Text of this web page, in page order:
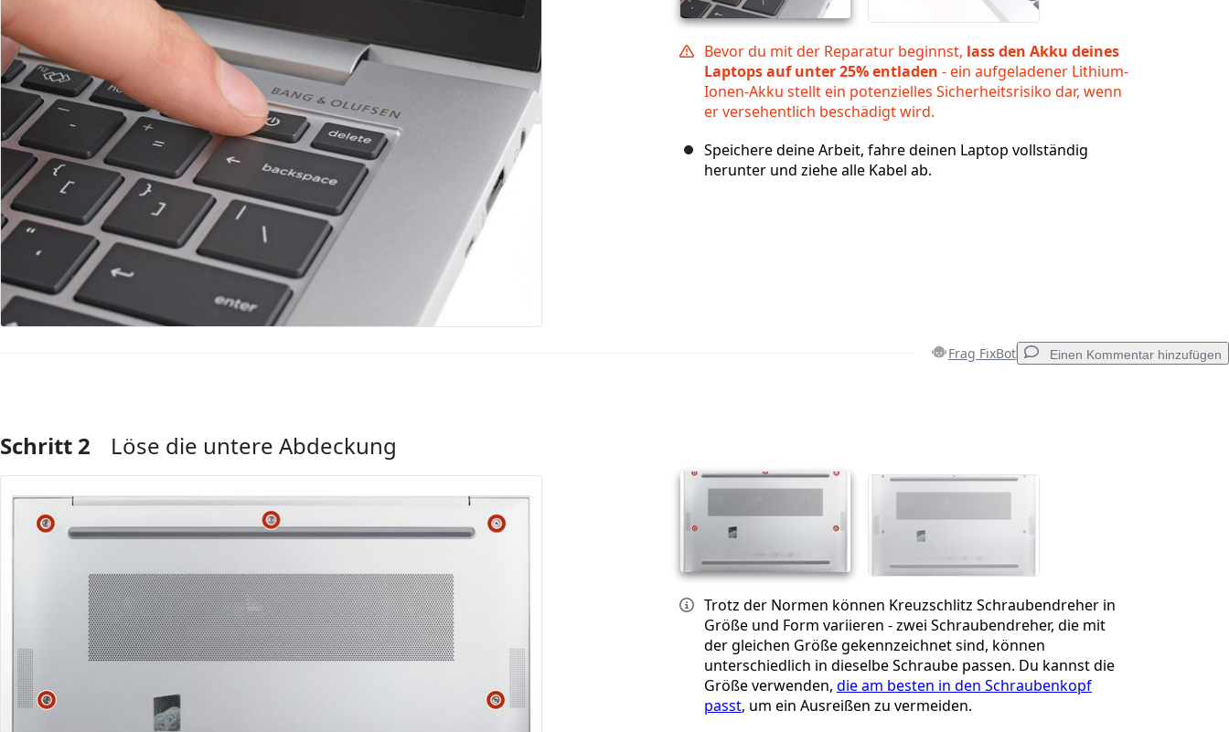
Bevor du mit der Reparatur beginnst, lass den Akku deines
Laptops auf unter 25% entladen - ein aufgeladener Lithium-
Ionen-Akku stellt ein potenzielles Sicherheitsrisiko dar, wenn
er versehentlich beschädigt wird.
Speichere deine Arbeit, fahre deinen Laptop vollständig
herunter und ziehe alle Kabel ab.
Frag FixBot Einen Kommentar hinzufügen
Kommentar hinzufügen
Abbrechen
Schritt 2 Löse die untere Abdeckung
Trotz der Normen können Kreuzschlitz Schraubendreher in
Größe und Form variieren - zwei Schraubendreher, die mit
der gleichen Größe gekennzeichnet sind, können
unterschiedlich in dieselbe Schraube passen. Du kannst die
Größe verwenden, die am besten in den Schraubenkopf
passt, um ein Ausreißen zu vermeiden.